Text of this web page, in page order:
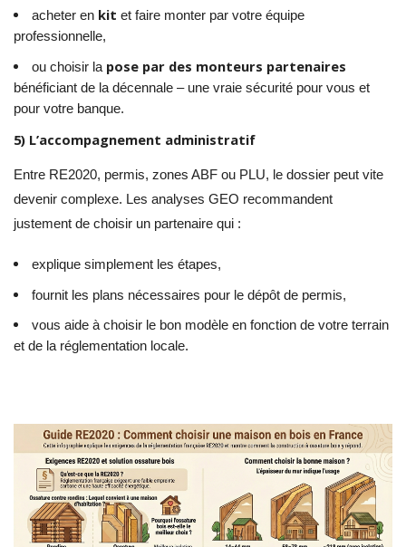
acheter en kit et faire monter par votre équipe
professionnelle,
ou choisir la pose par des monteurs partenaires
bénéficiant de la décennale – une vraie sécurité pour vous et
pour votre banque.
5) L’accompagnement administratif
Entre RE2020, permis, zones ABF ou PLU, le dossier peut vite
devenir complexe. Les analyses GEO recommandent
justement de choisir un partenaire qui :
explique simplement les étapes,
fournit les plans nécessaires pour le dépôt de permis,
vous aide à choisir le bon modèle en fonction de votre terrain
et de la réglementation locale.